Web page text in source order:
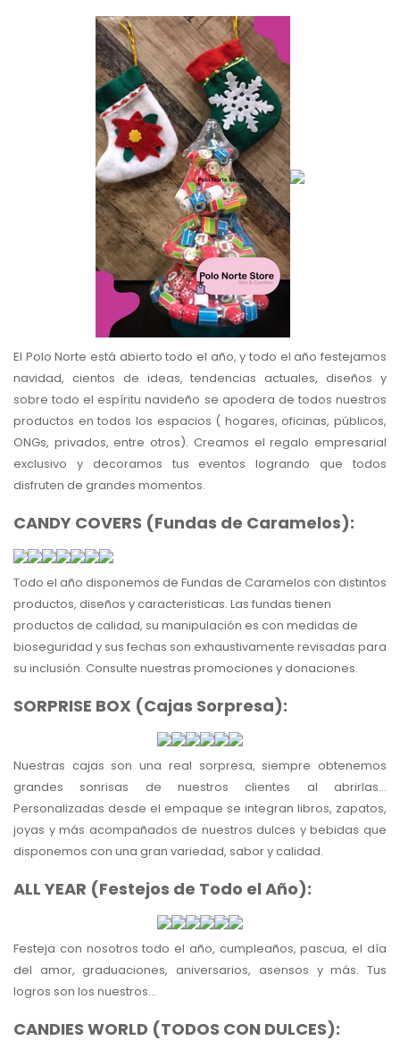
El Polo Norte está abierto todo el año, y todo el año festejamos
navidad, cientos de ideas, tendencias actuales, diseños y
sobre todo el espíritu navideño se apodera de todos nuestros
productos en todos los espacios ( hogares, oficinas, públicos,
ONGs, privados, entre otros). Creamos el regalo empresarial
exclusivo y decoramos tus eventos logrando que todos
disfruten de grandes momentos.
CANDY COVERS (Fundas de Caramelos):
Todo el año disponemos de Fundas de Caramelos con distintos
productos, diseños y caracteristicas. Las fundas tienen
productos de calidad, su manipulación es con medidas de
bioseguridad y sus fechas son exhaustivamente revisadas para
su inclusión. Consulte nuestras promociones y donaciones.
SORPRISE BOX (Cajas Sorpresa):
Nuestras cajas son una real sorpresa, siempre obtenemos
grandes sonrisas de nuestros clientes al abrirlas...
Personalizadas desde el empaque se integran libros, zapatos,
joyas y más acompañados de nuestros dulces y bebidas que
disponemos con una gran variedad, sabor y calidad.
ALL YEAR (Festejos de Todo el Año):
Festeja con nosotros todo el año, cumpleaños, pascua, el día
del amor, graduaciones, aniversarios, asensos y más. Tus
logros son los nuestros...
CANDIES WORLD (TODOS CON DULCES):